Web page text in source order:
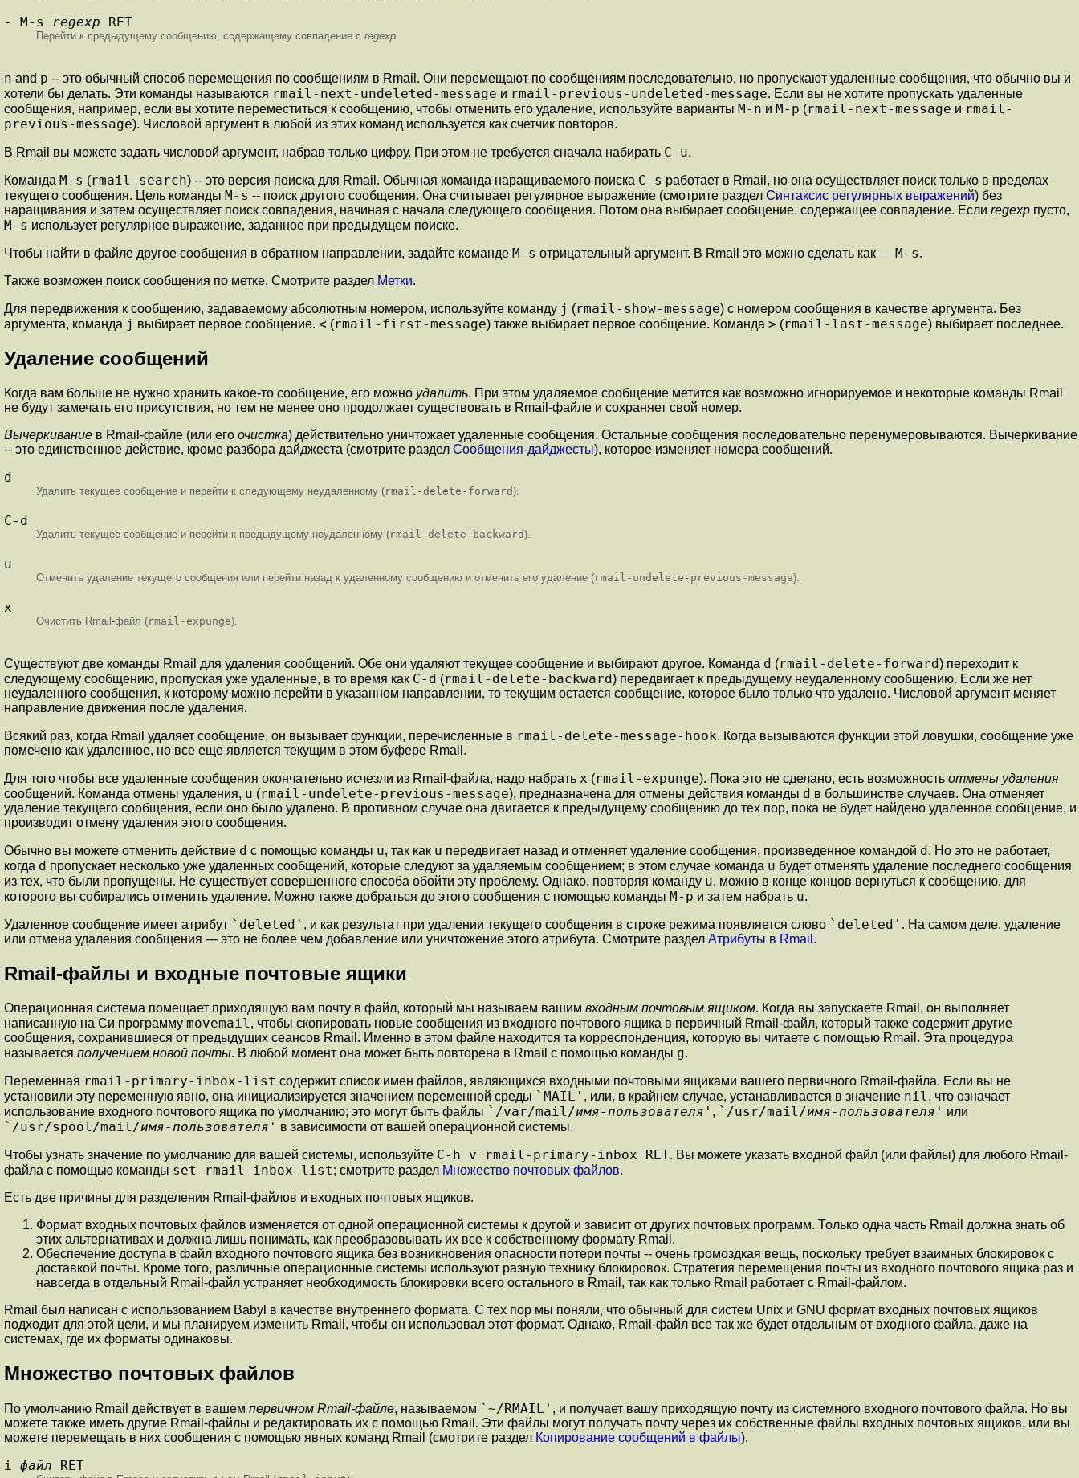
- M-s regexp RET
Перейти к предыдущему сообщению, содержащему совпадение с regexp.
n and p -- это обычный способ перемещения по сообщениям в Rmail. Они перемещают по сообщениям последовательно, но пропускают удаленные сообщения, что обычно вы и
хотели бы делать. Эти команды называются rmail-next-undeleted-message и rmail-previous-undeleted-message. Если вы не хотите пропускать удаленные
сообщения, например, если вы хотите переместиться к сообщению, чтобы отменить его удаление, используйте варианты M-n и M-p (rmail-next-message и rmail-
previous-message). Числовой аргумент в любой из этих команд используется как счетчик повторов.
В Rmail вы можете задать числовой аргумент, набрав только цифру. При этом не требуется сначала набирать C-u.
Команда M-s (rmail-search) -- это версия поиска для Rmail. Обычная команда наращиваемого поиска C-s работает в Rmail, но она осуществляет поиск только в пределах
текущего сообщения. Цель команды M-s -- поиск другого сообщения. Она считывает регулярное выражение (смотрите раздел Синтаксис регулярных выражений) без
наращивания и затем осуществляет поиск совпадения, начиная с начала следующего сообщения. Потом она выбирает сообщение, содержащее совпадение. Если regexp пусто,
M-s использует регулярное выражение, заданное при предыдущем поиске.
Чтобы найти в файле другое сообщения в обратном направлении, задайте команде M-s отрицательный аргумент. В Rmail это можно сделать как - M-s.
Также возможен поиск сообщения по метке. Смотрите раздел Метки.
Для передвижения к сообщению, задаваемому абсолютным номером, используйте команду j (rmail-show-message) с номером сообщения в качестве аргумента. Без
аргумента, команда j выбирает первое сообщение. < (rmail-first-message) также выбирает первое сообщение. Команда > (rmail-last-message) выбирает последнее.
Удаление сообщений
Когда вам больше не нужно хранить какое-то сообщение, его можно удалить. При этом удаляемое сообщение метится как возможно игнорируемое и некоторые команды Rmail
не будут замечать его присутствия, но тем не менее оно продолжает существовать в Rmail-файле и сохраняет свой номер.
Вычеркивание в Rmail-файле (или его очистка) действительно уничтожает удаленные сообщения. Остальные сообщения последовательно перенумеровываются. Вычеркивание
-- это единственное действие, кроме разбора дайджеста (смотрите раздел Сообщения-дайджесты), которое изменяет номера сообщений.
d
Удалить текущее сообщение и перейти к следующему неудаленному (rmail-delete-forward).
C-d
Удалить текущее сообщение и перейти к предыдущему неудаленному (rmail-delete-backward).
u
Отменить удаление текущего сообщения или перейти назад к удаленному сообщению и отменить его удаление (rmail-undelete-previous-message).
x
Очистить Rmail-файл (rmail-expunge).
Существуют две команды Rmail для удаления сообщений. Обе они удаляют текущее сообщение и выбирают другое. Команда d (rmail-delete-forward) переходит к
следующему сообщению, пропуская уже удаленные, в то время как C-d (rmail-delete-backward) передвигает к предыдущему неудаленному сообщению. Если же нет
неудаленного сообщения, к которому можно перейти в указанном направлении, то текущим остается сообщение, которое было только что удалено. Числовой аргумент меняет
направление движения после удаления.
Всякий раз, когда Rmail удаляет сообщение, он вызывает функции, перечисленные в rmail-delete-message-hook. Когда вызываются функции этой ловушки, сообщение уже
помечено как удаленное, но все еще является текущим в этом буфере Rmail.
Для того чтобы все удаленные сообщения окончательно исчезли из Rmail-файла, надо набрать x (rmail-expunge). Пока это не сделано, есть возможность отмены удаления
сообщений. Команда отмены удаления, u (rmail-undelete-previous-message), предназначена для отмены действия команды d в большинстве случаев. Она отменяет
удаление текущего сообщения, если оно было удалено. В противном случае она двигается к предыдущему сообщению до тех пор, пока не будет найдено удаленное сообщение, и
производит отмену удаления этого сообщения.
Обычно вы можете отменить действие d с помощью команды u, так как u передвигает назад и отменяет удаление сообщения, произведенное командой d. Но это не работает,
когда d пропускает несколько уже удаленных сообщений, которые следуют за удаляемым сообщением; в этом случае команда u будет отменять удаление последнего сообщения
из тех, что были пропущены. Не существует совершенного способа обойти эту проблему. Однако, повторяя команду u, можно в конце концов вернуться к сообщению, для
которого вы собирались отменить удаление. Можно также добраться до этого сообщения с помощью команды M-p и затем набрать u.
Удаленное сообщение имеет атрибут `deleted' , и как результат при удалении текущего сообщения в строке режима появляется слово `deleted' . На самом деле, удаление
или отмена удаления сообщения --- это не более чем добавление или уничтожение этого атрибута. Смотрите раздел Атрибуты в Rmail .
Rmail-файлы и входные почтовые ящики
Операционная система помещает приходящую вам почту в файл, который мы называем вашим входным почтовым ящиком. Когда вы запускаете Rmail, он выполняет
написанную на Си программу movemail, чтобы скопировать новые сообщения из входного почтового ящика в первичный Rmail-файл, который также содержит другие
сообщения, сохранившиеся от предыдущих сеансов Rmail. Именно в этом файле находится та корреспонденция, которую вы читаете с помощью Rmail. Эта процедура
называется получением новой почты. В любой момент она может быть повторена в Rmail с помощью команды g.
Переменная rmail-primary-inbox-list содержит список имен файлов, являющихся входными почтовыми ящиками вашего первичного Rmail-файла. Если вы не
установили эту переменную явно, она инициализируется значением переменной среды `MAIL' , или, в крайнем случае, устанавливается в значение nil, что означает
использование входного почтового ящика по умолчанию; это могут быть файлы `/var/mail/имя-пользователя ' , `/usr/mail/имя-пользователя ' или
`/usr/spool/mail/имя-пользователя ' в зависимости от вашей операционной системы.
Чтобы узнать значение по умолчанию для вашей системы, используйте C-h v rmail-primary-inbox RET. Вы можете указать входной файл (или файлы) для любого Rmail-
файла с помощью команды set-rmail-inbox-list; смотрите раздел Множество почтовых файлов.
Есть две причины для разделения Rmail-файлов и входных почтовых ящиков.
Формат входных почтовых файлов изменяется от одной операционной системы к другой и зависит от других почтовых программ. Только одна часть Rmail должна знать об
этих альтернативах и должна лишь понимать, как преобразовывать их все к собственному формату Rmail.
Обеспечение доступа в файл входного почтового ящика без возникновения опасности потери почты -- очень громоздкая вещь, поскольку требует взаимных блокировок с
доставкой почты. Кроме того, различные операционные системы используют разную технику блокировок. Стратегия перемещения почты из входного почтового ящика раз и
навсегда в отдельный Rmail-файл устраняет необходимость блокировки всего остального в Rmail, так как только Rmail работает с Rmail-файлом.
Rmail был написан с использованием Babyl в качестве внутреннего формата. С тех пор мы поняли, что обычный для систем Unix и GNU формат входных почтовых ящиков
подходит для этой цели, и мы планируем изменить Rmail, чтобы он использовал этот формат. Однако, Rmail-файл все так же будет отдельным от входного файла, даже на
системах, где их форматы одинаковы.
Множество почтовых файлов
По умолчанию Rmail действует в вашем первичном Rmail-файле, называемом `~/RMAIL' , и получает вашу приходящую почту из системного входного почтового файла. Но вы
можете также иметь другие Rmail-файлы и редактировать их с помощью Rmail. Эти файлы могут получать почту через их собственные файлы входных почтовых ящиков, или вы
можете перемещать в них сообщения с помощью явных команд Rmail (смотрите раздел Копирование сообщений в файлы).
i файл RET